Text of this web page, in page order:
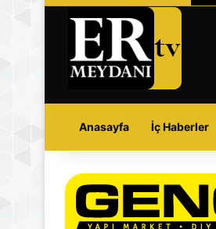
Anasayfa İç Haberler